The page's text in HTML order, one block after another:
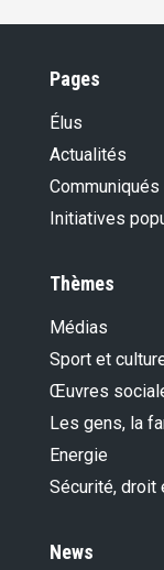
Pages
Élus
Actualités
Initiatives
Thèmes
Médias
Sport et
Œuvres
Les gens, la
Energie
Sécurité, droit
News